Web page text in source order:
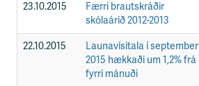
23.10.2015
Færri brautskráðir
skólaárið 2012-2013
22.10.2015
Launavísitala í september
2015 hækkaði um 1,2% frá
fyrri mánuði